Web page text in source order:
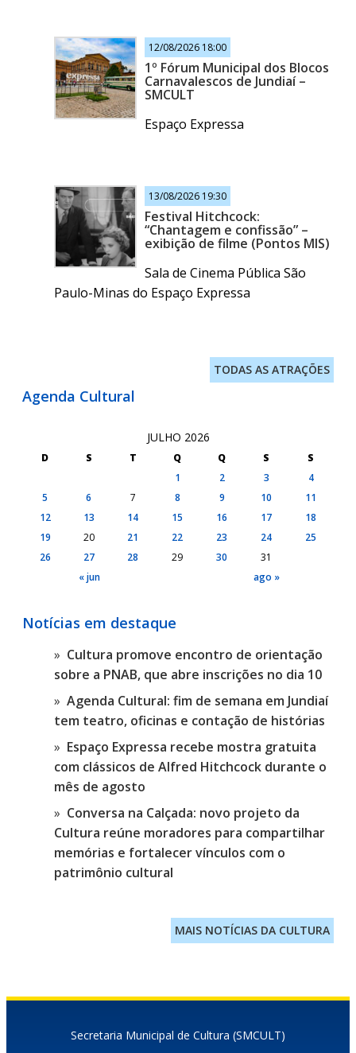
12/08/2026 18:00
1º Fórum Municipal dos Blocos
Carnavalescos de Jundiaí –
SMCULT
Espaço Expressa
13/08/2026 19:30
Festival Hitchcock:
“Chantagem e confissão” –
exibição de filme (Pontos MIS)
Sala de Cinema Pública São
Paulo-Minas do Espaço Expressa
TODAS AS ATRAÇÕES
Agenda Cultural
JULHO 2026
D S T Q Q S
S
1
2 3
4
5
6 7 8 9 10
11
12
13 14 15 16 17
18
19
20 21 22 23 24
25
26
27 28 29 30
31
« jun
ago »
Notícias em destaque
Cultura promove encontro de orientação
sobre a PNAB, que abre inscrições no dia 10
Agenda Cultural: fim de semana em Jundiaí
tem teatro, oficinas e contação de histórias
Espaço Expressa recebe mostra gratuita
com clássicos de Alfred Hitchcock durante o
mês de agosto
Conversa na Calçada: novo projeto da
Cultura reúne moradores para compartilhar
memórias e fortalecer vínculos com o
patrimônio cultural
MAIS NOTÍCIAS DA CULTURA
Secretaria Municipal de Cultura (SMCULT)